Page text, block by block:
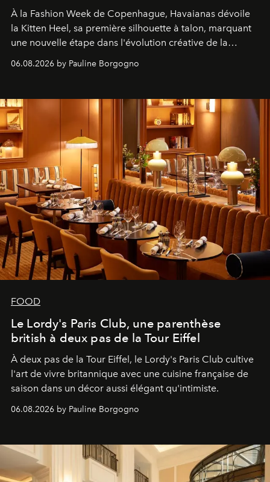
À la Fashion Week de Copenhague, Havaianas dévoile
la Kitten Heel, sa première silhouette à talon, marquant
une nouvelle étape dans l'évolution créative de la
06.08.2026 by Pauline Borgogno
FOOD
Le Lordy's Paris Club, une parenthèse
british à deux pas de la Tour Eiffel
À deux pas de la Tour Eiffel, le Lordy's Paris Club cultive
l'art de vivre britannique avec une cuisine française de
saison dans un décor aussi élégant qu'intimiste.
06.08.2026 by Pauline Borgogno